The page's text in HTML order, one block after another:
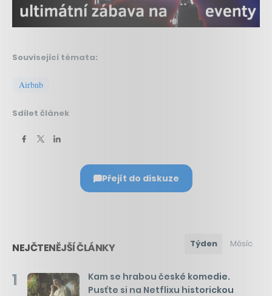
Související témata:
Airbnb
Sdílet článek
Přejít do diskuze
NEJČTENĚJŠÍ ČLÁNKY Týden Měsíc
1
Kam se hrabou české komedie.
Pusťte si na Netflixu historickou